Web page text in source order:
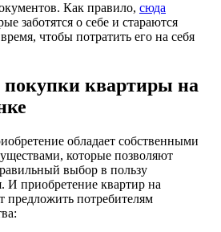
Как правило, сюда
заботятся о себе и стараются
чтобы потратить его на себя
квартиры на
обладает собственными
которые позволяют
выбор в пользу
И приобретение квартир на
потребителям